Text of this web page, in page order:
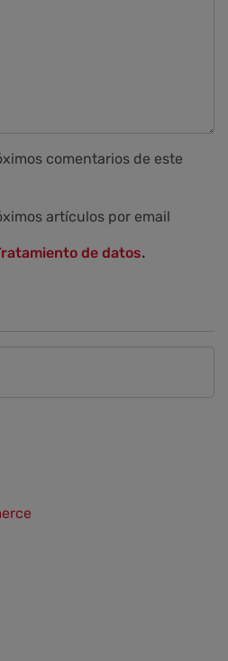
comentarios de este
artículos por email
de datos.